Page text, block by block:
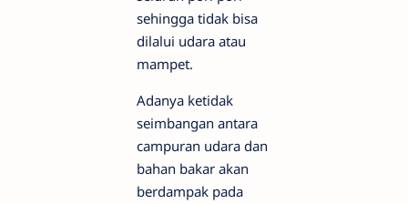
sehingga tidak bisa
dilalui udara atau
mampet.
Adanya ketidak
seimbangan antara
campuran udara dan
bahan bakar akan
berdampak pada